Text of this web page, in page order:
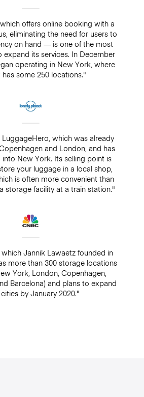
offers online booking with a
eliminating the need for users to
on hand — is one of the most
expand its services. In December
operating in New York, where
some 250 locations."
which was already
and London, and has
New York. Its selling point is
your luggage in a local shop,
is often more convenient than
storage facility at a train station."
Jannik Lawaetz founded in
more than 300 storage locations
York, London, Copenhagen,
Barcelona) and plans to expand
by January 2020."